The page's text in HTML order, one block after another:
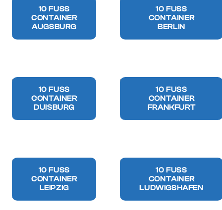
10 FUSS C
ONTAINER
AUGSBURG
10 FUSS C
ONTAINER
BERLIN
10 FUSS C
ONTAINER
DUISBURG
10 FUSS C
ONTAINER
FRANKFURT
10 FUSS C
ONTAINER
LEIPZIG
10 FUSS C
ONTAINER
LUDWIGSHAFEN